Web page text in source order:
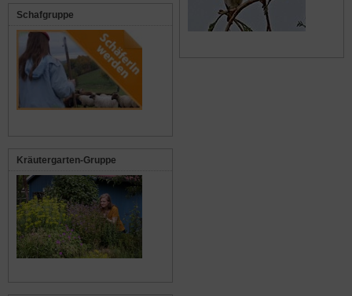
Schafgruppe
Kräutergarten-Gruppe